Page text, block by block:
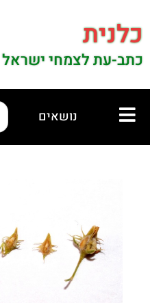
כלנית
כתב-עת לצמחי ישראל
נושאים